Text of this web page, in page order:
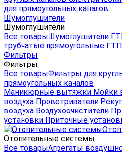
для прямоугольных каналов
Шумоглушители
Шумоглушители
Все товарыШумоглушители
трубчатые прямоугольные ГТП
Фильтры
Фильтры
Все товарыФильтры для
прямоугольных каналов
Маникюрные вытяжки Мойки
воздуха Проветриватели
воздуха Воздухоочистители
установки Приточные
Отопительные системы
Все товарыАгрегаты